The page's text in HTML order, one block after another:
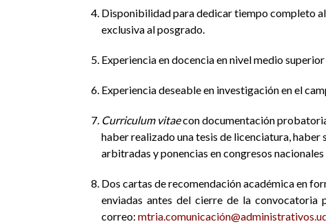
Disponibilidad para dedicar tiempo completo
exclusiva al posgrado.
Experiencia en docencia en nivel medio
Experiencia deseable en investigación en el
Curriculum vitaecon documentación
haber realizado una tesis de licenciatura,
arbitradas y ponencias en congresos
Dos cartas de recomendación académica en
enviadas antes del cierre de la convocatoria
correo: